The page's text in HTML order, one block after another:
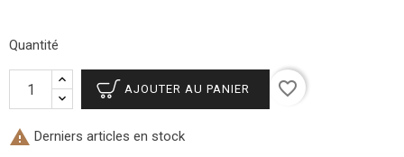
Quantité
AJOUTER AU PANIER favorite_border
 Derniers articles en stock